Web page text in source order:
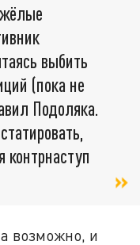
выбить
(пока не
Подоляка.
контрнаступ
возможно, и